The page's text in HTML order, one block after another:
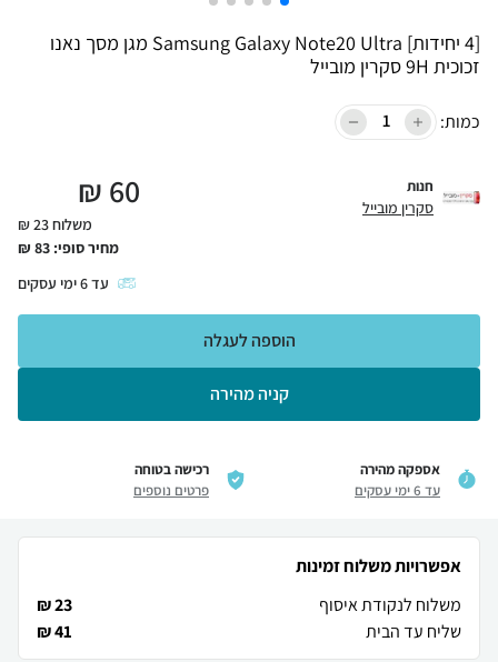
[4 יחידות] Samsung Galaxy Note20 Ultra מגן מסך נאנו
זכוכית 9H סקרין מובייל
כמות:
חנות
סקרין מובייל 60
₪
משלוח 23 ₪
מחיר סופי: 83
₪
עד6ימי עסקים
קניה מהירה
הוספה לעגלה
אספקה מהירה
עד 6 ימי עסקים
רכישה בטוחה
פרטים נוספים
אפשרויות משלוח זמינות
משלוח לנקודת איסוף
23 ₪
שליח עד הבית
41 ₪